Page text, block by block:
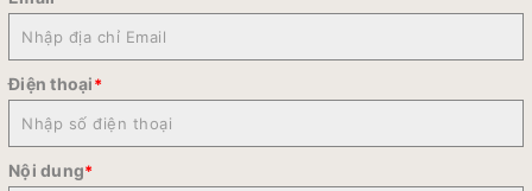
Điện thoại*
Nội dung*